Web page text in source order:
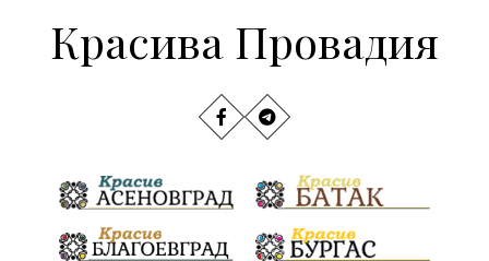
Красива Провадия